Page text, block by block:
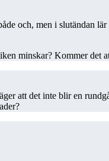
och, men i slutändan
minskar? Kommer det
att det inte blir en